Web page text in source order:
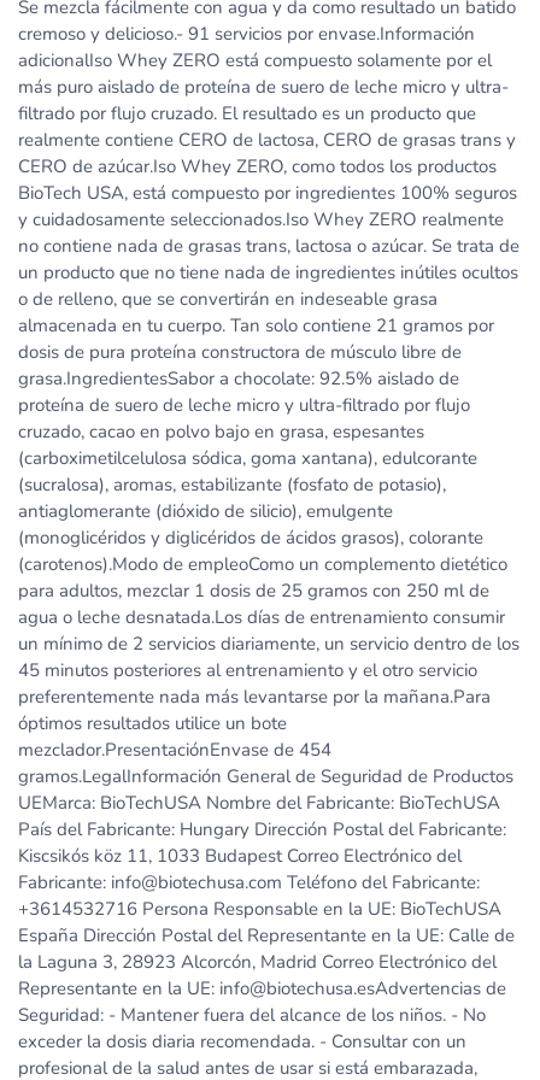
Se mezcla fácilmente con agua y da como resultado un batido
cremoso y delicioso.- 91 servicios por envase.Información
adicionalIso Whey ZERO está compuesto solamente por el
más puro aislado de proteína de suero de leche micro y ultra-
filtrado por flujo cruzado. El resultado es un producto que
realmente contiene CERO de lactosa, CERO de grasas trans y
CERO de azúcar.Iso Whey ZERO, como todos los productos
BioTech USA, está compuesto por ingredientes 100% seguros
y cuidadosamente seleccionados.Iso Whey ZERO realmente
no contiene nada de grasas trans, lactosa o azúcar. Se trata de
un producto que no tiene nada de ingredientes inútiles ocultos
o de relleno, que se convertirán en indeseable grasa
almacenada en tu cuerpo. Tan solo contiene 21 gramos por
dosis de pura proteína constructora de músculo libre de
grasa.IngredientesSabor a chocolate: 92.5% aislado de
proteína de suero de leche micro y ultra-filtrado por flujo
cruzado, cacao en polvo bajo en grasa, espesantes
(carboximetilcelulosa sódica, goma xantana), edulcorante
(sucralosa), aromas, estabilizante (fosfato de potasio),
antiaglomerante (dióxido de silicio), emulgente
(monoglicéridos y diglicéridos de ácidos grasos), colorante
(carotenos).Modo de empleoComo un complemento dietético
para adultos, mezclar 1 dosis de 25 gramos con 250 ml de
agua o leche desnatada.Los días de entrenamiento consumir
un mínimo de 2 servicios diariamente, un servicio dentro de los
45 minutos posteriores al entrenamiento y el otro servicio
preferentemente nada más levantarse por la mañana.Para
óptimos resultados utilice un bote
mezclador.PresentaciónEnvase de 454
gramos.LegalInformación General de Seguridad de Productos
UEMarca: BioTechUSA Nombre del Fabricante: BioTechUSA
País del Fabricante: Hungary Dirección Postal del Fabricante:
Kiscsikós köz 11, 1033 Budapest Correo Electrónico del
Fabricante: info@biotechusa.com Teléfono del Fabricante:
+3614532716 Persona Responsable en la UE: BioTechUSA
España Dirección Postal del Representante en la UE: Calle de
la Laguna 3, 28923 Alcorcón, Madrid Correo Electrónico del
Representante en la UE: info@biotechusa.esAdvertencias de
Seguridad: - Mantener fuera del alcance de los niños. - No
exceder la dosis diaria recomendada. - Consultar con un
profesional de la salud antes de usar si está embarazada,